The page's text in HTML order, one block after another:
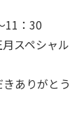
11：30
スペシャル
ありがとう